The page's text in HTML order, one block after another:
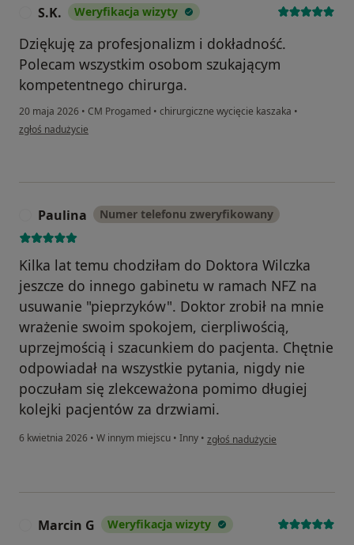
S.K. Weryfikacja wizyty
Dziękuję za profesjonalizm i dokładność.
Polecam wszystkim osobom szukającym
kompetentnego chirurga.
20 maja 2026 • CM Progamed • chirurgiczne wycięcie kaszaka •
w opinii użytkownika S.K.
zgłoś nadużycie
Paulina Numer telefonu zweryfikowany
Kilka lat temu chodziłam do Doktora Wilczka
jeszcze do innego gabinetu w ramach NFZ na
usuwanie "pieprzyków". Doktor zrobił na mnie
wrażenie swoim spokojem, cierpliwością,
uprzejmością i szacunkiem do pacjenta. Chętnie
odpowiadał na wszystkie pytania, nigdy nie
poczułam się zlekceważona pomimo długiej
kolejki pacjentów za drzwiami.
6 kwietnia 2026 • W innym miejscu • Inny • w opinii użytkownika Paulina
zgłoś nadużycie
Marcin G Weryfikacja wizyty